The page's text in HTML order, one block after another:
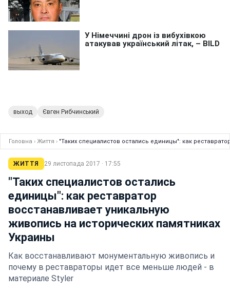
выход Євген Рибчинський
Головна › Життя › "Таких специалистов остались единицы": как
ЖИТТЯ 29 листопада 2017 · 17:55
"Таких специалистов остались
единицы": как реставратор
восстанавливает уникальную
живопись на исторических памятниках
Украины
Как восстанавливают монументальную живопись и
почему в реставраторы идет все меньше людей - в
материале Styler